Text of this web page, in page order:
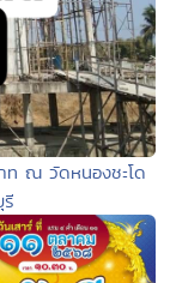
ท ณ วัดหนองชะโด